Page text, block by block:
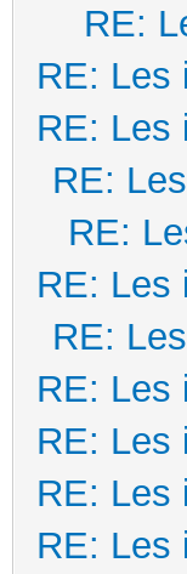
RE:
RE: Les
RE: Les
RE:
RE:
RE: Les
RE:
RE: Les
RE: Les
RE: Les
RE: Les